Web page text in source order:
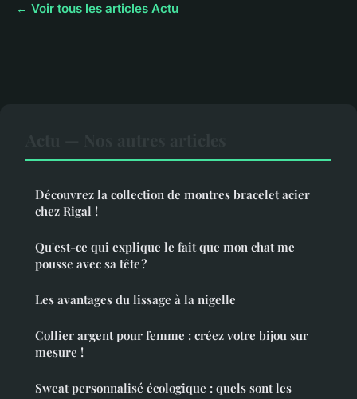
← Voir tous les articles Actu
Découvrez la collection de montres bracelet acier
chez Rigal !
Qu'est-ce qui explique le fait que mon chat me
pousse avec sa tête ?
Les avantages du lissage à la nigelle
Collier argent pour femme : créez votre bijou sur
mesure !
Sweat personnalisé écologique : quels sont les